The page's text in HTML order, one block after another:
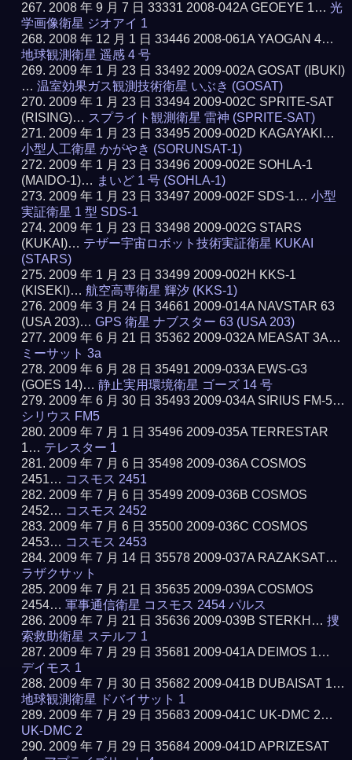
2008 年 9 月 7 日 33331 2008-042A GEOEYE 1…光
学画像衛星 ジオアイ 1
2008 年 12 月 1 日 33446 2008-061A YAOGAN 4…
地球観測衛星 遥感 4 号
2009 年 1 月 23 日 33492 2009-002A GOSAT (IBUKI)
…温室効果ガス観測技術衛星 いぶき (GOSAT)
2009 年 1 月 23 日 33494 2009-002C SPRITE-SAT
(RISING)… スプライト観測衛星 雷神 (SPRITE-SAT)
2009 年 1 月 23 日 33495 2009-002D KAGAYAKI…
小型人工衛星 かがやき (SORUNSAT-1)
2009 年 1 月 23 日 33496 2009-002E SOHLA-1
(MAIDO-1)… まいど 1 号 (SOHLA-1)
2009 年 1 月 23 日 33497 2009-002F SDS-1…小型
実証衛星 1 型 SDS-1
2009 年 1 月 23 日 33498 2009-002G STARS
(KUKAI)… テザー宇宙ロボット技術実証衛星 KUKAI
(STARS)
2009 年 1 月 23 日 33499 2009-002H KKS-1
(KISEKI)…航空高専衛星 輝汐 (KKS-1)
2009 年 3 月 24 日 34661 2009-014A NAVSTAR 63
(USA 203)…GPS 衛星 ナブスター 63 (USA 203)
2009 年 6 月 21 日 35362 2009-032A MEASAT 3A…
ミーサット 3a
2009 年 6 月 28 日 35491 2009-033A EWS-G3
(GOES 14)…静止実用環境衛星 ゴーズ 14 号
2009 年 6 月 30 日 35493 2009-034A SIRIUS FM-5…
シリウス FM5
2009 年 7 月 1 日 35496 2009-035A TERRESTAR
1… テレスター 1
2009 年 7 月 6 日 35498 2009-036A COSMOS
2451… コスモス 2451
2009 年 7 月 6 日 35499 2009-036B COSMOS
2452… コスモス 2452
2009 年 7 月 6 日 35500 2009-036C COSMOS
2453… コスモス 2453
2009 年 7 月 14 日 35578 2009-037A RAZAKSAT…
ラザクサット
2009 年 7 月 21 日 35635 2009-039A COSMOS
2454…軍事通信衛星 コスモス 2454 パルス
2009 年 7 月 21 日 35636 2009-039B STERKH…捜
索救助衛星 ステルフ 1
2009 年 7 月 29 日 35681 2009-041A DEIMOS 1…
デイモス 1
2009 年 7 月 30 日 35682 2009-041B DUBAISAT 1…
地球観測衛星 ドバイサット 1
2009 年 7 月 29 日 35683 2009-041C UK-DMC 2…
UK-DMC 2
2009 年 7 月 29 日 35684 2009-041D APRIZESAT